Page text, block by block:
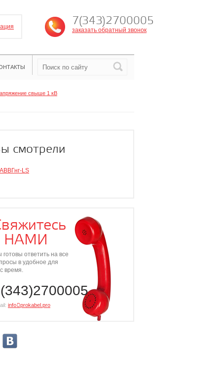
7(343)2700005
заказать обратный звонок
свыше 1 кВ
смотрели
АВВГнг-LS
НАМИ
готовы ответить на все
в удобное для
время.
info⃝prokabel.pro